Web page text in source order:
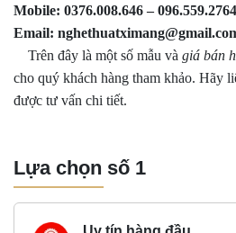
Mobile: 0376.008.646 – 096.559.2764
Email:
Trên đây là một số mẫu và giá bán
cho quý khách hàng tham khảo. Hãy
được tư vấn chi tiết.
Lựa chọn số 1